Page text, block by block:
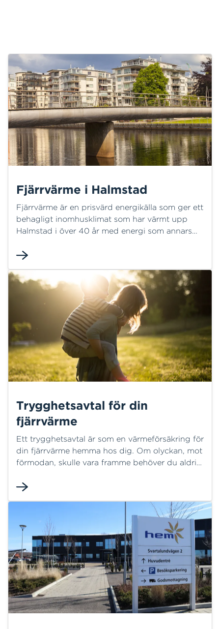
Fjärrvärme i Halmstad
Fjärrvärme är en prisvärd energikälla som ger ett
behagligt inomhusklimat som har värmt upp
Halmstad i över 40 år med energi som annars
Trygghetsavtal för din
fjärrvärme
Ett trygghetsavtal är som en värmeförsäkring för
din fjärrvärme hemma hos dig. Om olyckan, mot
förmodan, skulle vara framme behöver du aldrig
innebär ett flertal förmåner och finns i två olika